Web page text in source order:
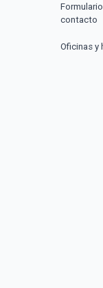
contacto
Oficinas y